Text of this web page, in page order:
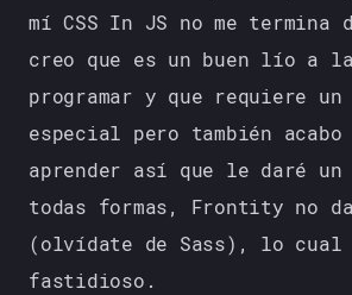
mí CSS In JS no me termina
creo que es un buen lío a
programar y que requiere un
especial pero también acabo
aprender así que le daré un
todas formas, Frontity no
(olvídate de Sass), lo cual
fastidioso.